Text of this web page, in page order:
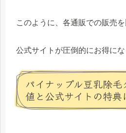
このように、各通販での販売
公式サイトが圧倒的にお得にな
パイナップル豆乳除毛
値と公式サイトの特典